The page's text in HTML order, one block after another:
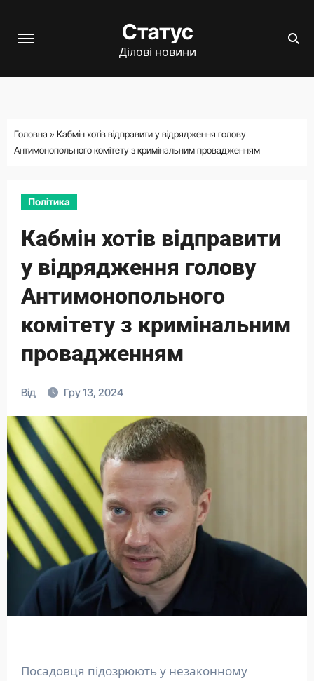
Статус
Ділові новини
Головна » Кабмін хотів відправити у відрядження голову
Антимонопольного комітету з кримінальним провадженням
Політика
Кабмін хотів відправити
у відрядження голову
Антимонопольного
комітету з кримінальним
провадженням
Від Гру 13, 2024
Посадовця підозрюють у незаконному